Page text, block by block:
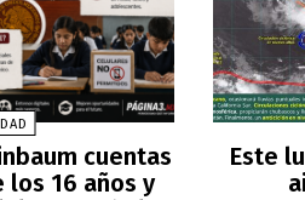
cuentas
los 16 años y
Este